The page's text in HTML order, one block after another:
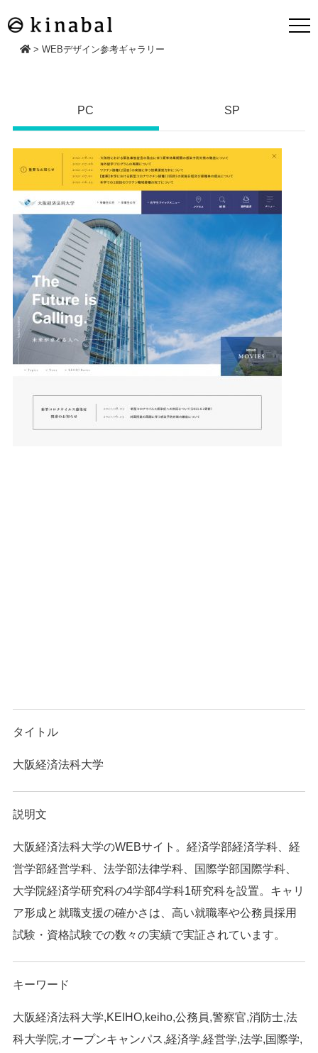
> WEBデザイン参考ギャラリー
PC SP
タイトル
大阪経済法科大学
説明文
大阪経済法科大学のWEBサイト。経済学部経済学科、経
営学部経営学科、法学部法律学科、国際学部国際学科、
大学院経済学研究科の4学部4学科1研究科を設置。キャリ
ア形成と就職支援の確かさは、高い就職率や公務員採用
試験・資格試験での数々の実績で実証されています。
キーワード
大阪経済法科大学,KEIHO,keiho,公務員,警察官,消防士,法
科大学院,オープンキャンパス,経済学,経営学,法学,国際学,